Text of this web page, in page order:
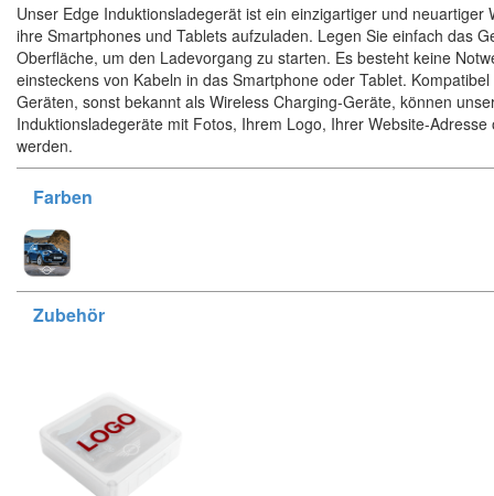
Unser Edge Induktionsladegerät ist ein einzigartiger und neuartiger
ihre Smartphones und Tablets aufzuladen. Legen Sie einfach das
Oberfläche, um den Ladevorgang zu starten. Es besteht keine
einsteckens von Kabeln in das Smartphone oder Tablet.
Geräten, sonst bekannt als Wireless Charging-Geräte, können
Induktionsladegeräte mit Fotos, Ihrem Logo, Ihrer Website-
werden.
Farben
Zubehör